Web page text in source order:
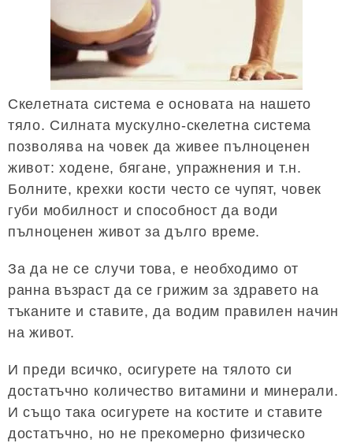
Скелетната система е основата на нашето
тяло. Силната мускулно-скелетна система
позволява на човек да живее пълноценен
живот: ходене, бягане, упражнения и т.н.
Болните, крехки кости често се чупят, човек
губи мобилност и способност да води
пълноценен живот за дълго време.
За да не се случи това, е необходимо от
ранна възраст да се грижим за здравето на
тъканите и ставите, да водим правилен начин
на живот.
И преди всичко, осигурете на тялото си
достатъчно количество витамини и минерали.
И също така осигурете на костите и ставите
достатъчно, но не прекомерно физическо